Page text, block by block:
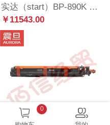
实达（start）BP-890K 106列1+6联黑红双色专业证薄平推针式打印机 户口本疾控本收费票据打印
￥11543.00
0